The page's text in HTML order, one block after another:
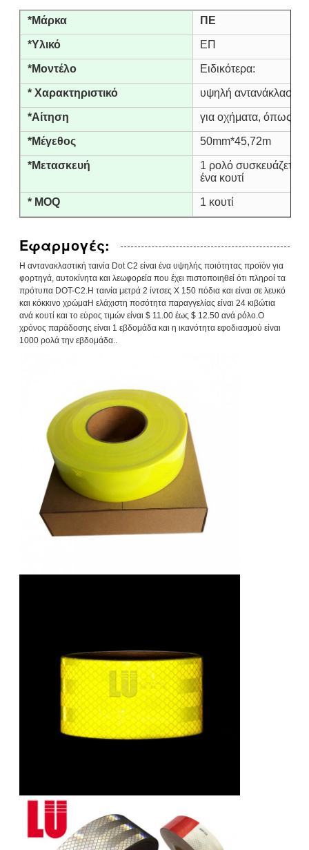
*Μάρκα ΠΕ
*Υλικό ΕΠ
*Μοντέλο Ειδικότερα:
* Χαρακτηριστικό υψηλή αντανάκλαση,
*Αίτηση για οχήματα, όπως
*Μέγεθος 50mm*45,72m
*Μετασκευή
1 ρολό συσκευάζεται
ένα κουτί
* MOQ 1 κουτί
Εφαρμογές:
Η αντανακλαστική ταινία Dot C2 είναι ένα υψηλής ποιότητας προϊόν για
φορτηγά, αυτοκίνητα και λεωφορεία που έχει πιστοποιηθεί ότι πληροί τα
πρότυπα DOT-C2.Η ταινία μετρά 2 ίντσες X 150 πόδια και είναι σε λευκό
και κόκκινο χρώμαΗ ελάχιστη ποσότητα παραγγελίας είναι 24 κιβώτια
ανά κουτί και το εύρος τιμών είναι $ 11.00 έως $ 12.50 ανά ρόλο.Ο
χρόνος παράδοσης είναι 1 εβδομάδα και η ικανότητα εφοδιασμού είναι
1000 ρολά την εβδομάδα..